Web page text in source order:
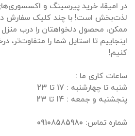
در امیقا، خرید پیرسینگ و
لذت‌بخش است! با چند کلیک سفارش
ممکن، محصول دلخواهتان را درب منزل
اینجاییم تا استایل شما را متفاوت‌تر،